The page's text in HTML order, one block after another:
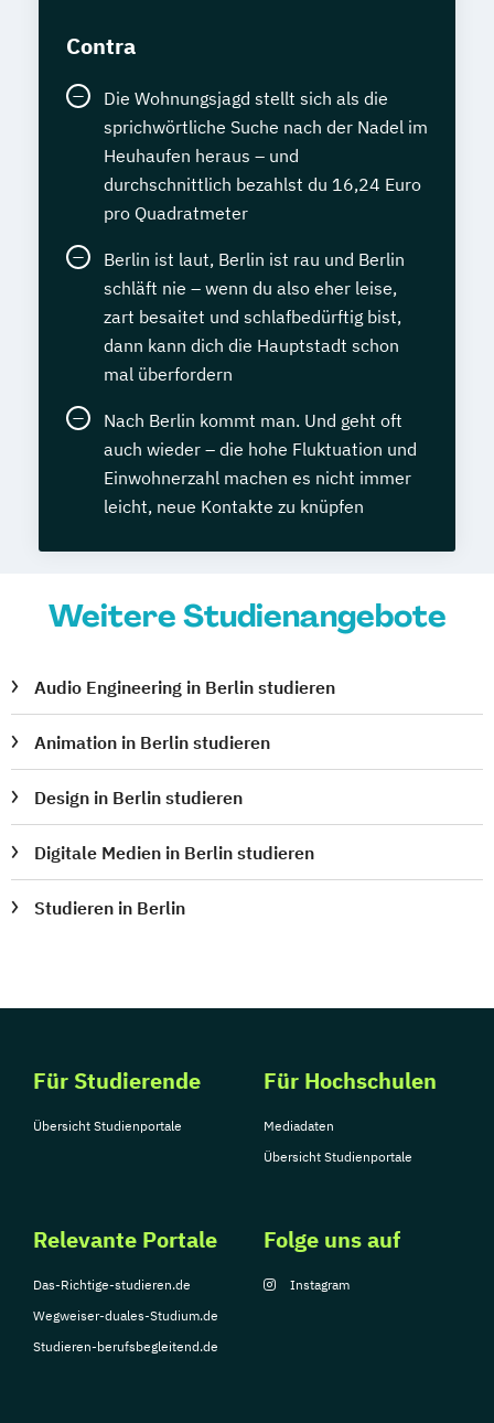
Contra
Die Wohnungsjagd stellt sich als die
sprichwörtliche Suche nach der Nadel im
Heuhaufen heraus – und
durchschnittlich bezahlst du 16,24 Euro
pro Quadratmeter
Berlin ist laut, Berlin ist rau und Berlin
schläft nie – wenn du also eher leise,
zart besaitet und schlafbedürftig bist,
dann kann dich die Hauptstadt schon
mal überfordern
Nach Berlin kommt man. Und geht oft
auch wieder – die hohe Fluktuation und
Einwohnerzahl machen es nicht immer
leicht, neue Kontakte zu knüpfen
Weitere Studienangebote
Audio Engineering in Berlin studieren
Animation in Berlin studieren
Design in Berlin studieren
Digitale Medien in Berlin studieren
Studieren in Berlin
Für Studierende
Übersicht Studienportale
Für Hochschulen
Mediadaten
Übersicht Studienportale
Relevante Portale
Das-Richtige-studieren.de
Wegweiser-duales-Studium.de
Studieren-berufsbegleitend.de
Folge uns auf
Instagram